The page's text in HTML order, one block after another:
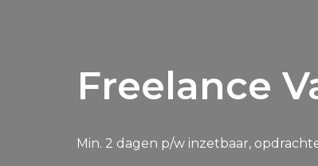
Freelance
Min. 2 dagen p/w inzetbaar,